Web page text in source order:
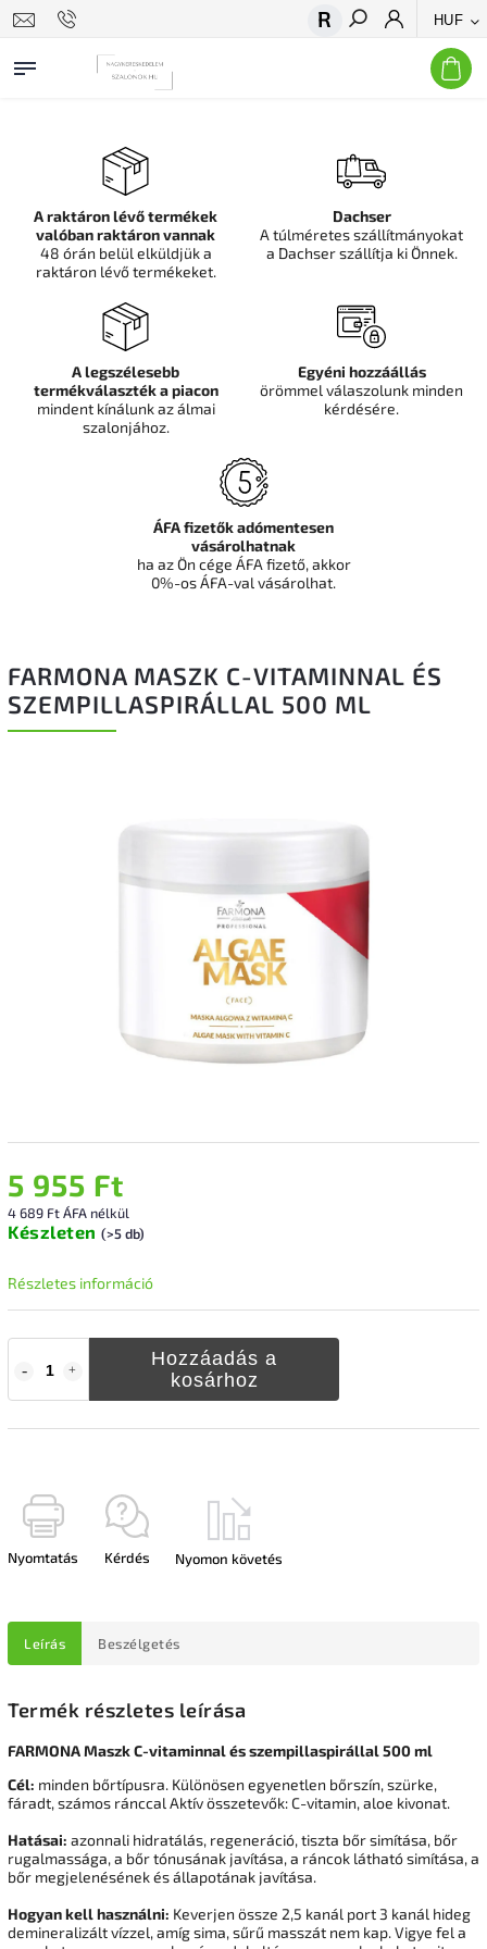
HUF
Keresés
FARMONA MASZK C-VITAMINNAL ÉS
SZEMPILLASPIRÁLLAL 500 ML
5 955 Ft
4 689 Ft ÁFA nélkül
Készleten (>5 db)
Hozzáadás a
kosárhoz
Részletes információ
Nyomtatás Kérdés Nyomon követés
A raktáron lévő termékek
valóban raktáron vannak
48 órán belül elküldjük a
raktáron lévő termékeket.
Dachser
A túlméretes szállítmányokat
a Dachser szállítja ki Önnek.
A legszélesebb
termékválaszték a piacon
mindent kínálunk az álmai
szalonjához.
Egyéni hozzáállás
örömmel válaszolunk minden
kérdésére.
ÁFA fizetők adómentesen
vásárolhatnak
ha az Ön cége ÁFA fizető, akkor
0%-os ÁFA-val vásárolhat.
Leírás Beszélgetés
Termék részletes leírása
FARMONA Maszk C-vitaminnal és szempillaspirállal 500 ml
Cél: minden bőrtípusra. Különösen egyenetlen bőrszín, szürke,
fáradt, számos ránccal Aktív összetevők: C-vitamin, aloe kivonat.
Hatásai: azonnali hidratálás, regeneráció, tiszta bőr simítása, bőr
rugalmassága, a bőr tónusának javítása, a ráncok látható simítása, a
bőr megjelenésének és állapotának javítása.
Hogyan kell használni: Keverjen össze 2,5 kanál port 3 kanál hideg
demineralizált vízzel, amíg sima, sűrű masszát nem kap. Vigye fel a